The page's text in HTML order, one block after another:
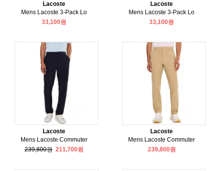
Lacoste
Mens Lacoste 3-Pack Lo
33,100원
Lacoste
Mens Lacoste 3-Pack Lo
33,100원
Lacoste
Mens Lacoste Commuter
239,800원 211,700원
Lacoste
Mens Lacoste Commuter
239,800원